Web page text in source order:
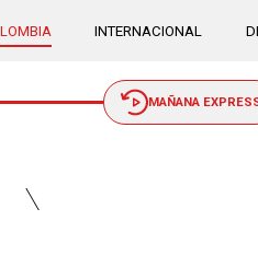
INTERNACIONAL
MAÑANA